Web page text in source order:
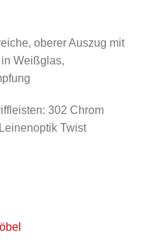
oberer Auszug mit
Weißglas,
302 Chrom
Twist